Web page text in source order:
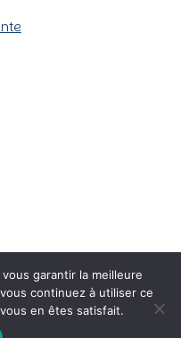
garantir la meilleure
continuez à utiliser ce
en êtes satisfait.